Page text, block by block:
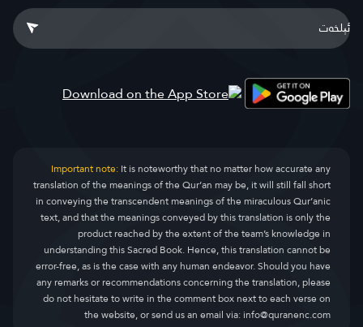
Important note:It is noteworthy that no matter how accurate any
translation of the meanings of the Qur’an may be, it will still fall short
in conveying the transcendent meanings of the miraculous Qur’anic
text, and that the meanings conveyed by this translation is only the
product reached by the extent of the team’s knowledge in
understanding this Sacred Book. Hence, this translation cannot be
error-free, as is the case with any human endeavor. Should you have
any remarks or recommendations concerning the translation, please
do not hesitate to write in the comment box next to each verse on
the website, or send us an email via:info@quranenc.com